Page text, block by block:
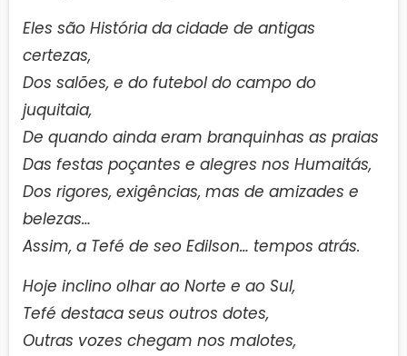
Eles são História da cidade de antigas
certezas,
Dos salões, e do futebol do campo do
juquitaia,
De quando ainda eram branquinhas as praias
Das festas poçantes e alegres nos Humaitás,
Dos rigores, exigências, mas de amizades e
belezas…
Assim, a Tefé de seo Edilson… tempos atrás.
Hoje inclino olhar ao Norte e ao Sul,
Tefé destaca seus outros dotes,
Outras vozes chegam nos malotes,